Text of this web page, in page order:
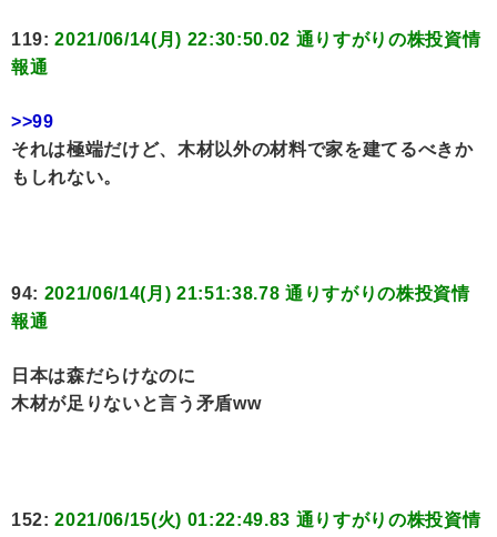
119:2021/06/14(月) 22:30:50.02 通りすがりの株投資情
報通
>>99
それは極端だけど、木材以外の材料で家を建てるべきか
もしれない。
94: 2021/06/14(月) 21:51:38.78 通りすがりの株投資情
報通
日本は森だらけなのに
木材が足りないと言う矛盾ww
152:2021/06/15(火) 01:22:49.83 通りすがりの株投資情